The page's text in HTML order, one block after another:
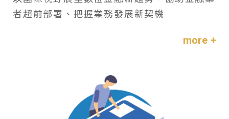
者超前部署、把握業務發展新契機
more +